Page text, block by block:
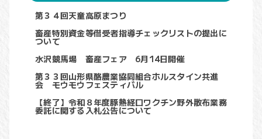
第３４回天童高原まつり
畜産特別資金等借受者指導チェックリストの提出に
ついて
水沢競馬場 畜産フェア 6月14日開催
第３３回山形県酪農業協同組合ホルスタイン共進
会 モウモウフェスティバル
【終了】令和８年度豚熱経口ワクチン野外散布業務
委託に関する入札公告について